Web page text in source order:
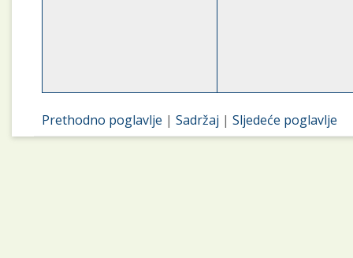
Prethodno poglavlje |Sadržaj |Sljedeće poglavlje